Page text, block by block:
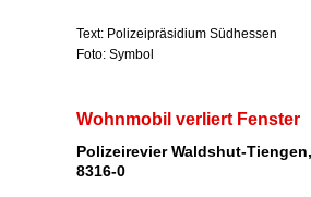
Text: Polizeipräsidium Südhessen
Foto: Symbol
Wohnmobil verliert Fenster
Polizeirevier Waldshut-
8316-0